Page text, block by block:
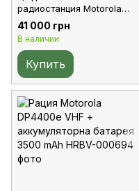
радиостанция Motorola
MotoTRBO DM4601e UHF aes
256 (45 Вт) 403-470 МГц
41 000 грн
В наличии
Купить